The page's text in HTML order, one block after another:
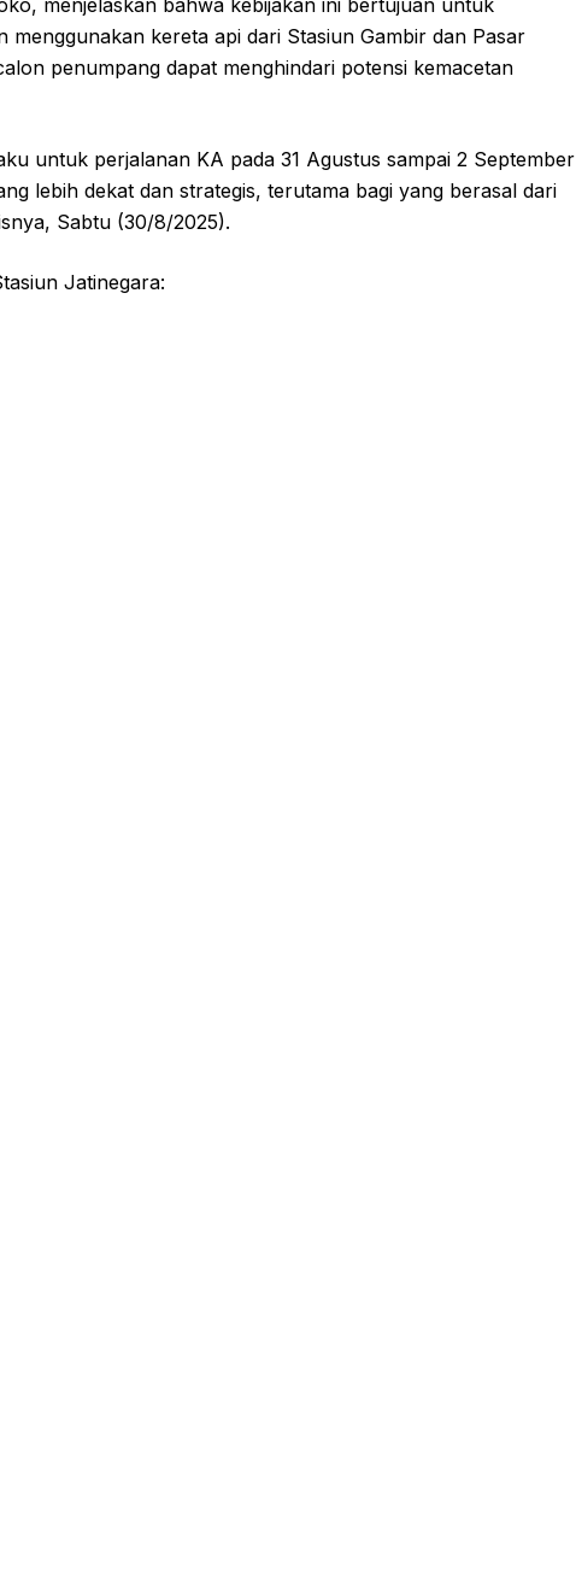
menjelaskan bahwa kebijakan ini bertujuan untuk
kereta api dari Stasiun Gambir dan Pasar
penumpang dapat menghindari potensi kemacetan
untuk perjalanan KA pada 31 Agustus sampai 2 September
lebih dekat dan strategis, terutama bagi yang berasal dari
Sabtu (30/8/2025).
Jatinegara: